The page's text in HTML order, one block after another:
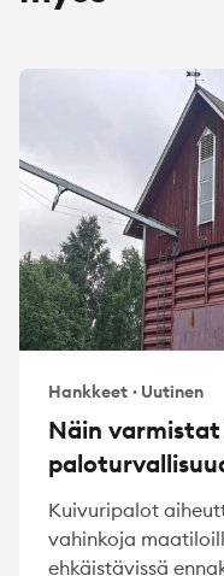
Hankkeet · Uutinen
Näin
Kuivuripalot
vahinkoja
ehkäistävissä